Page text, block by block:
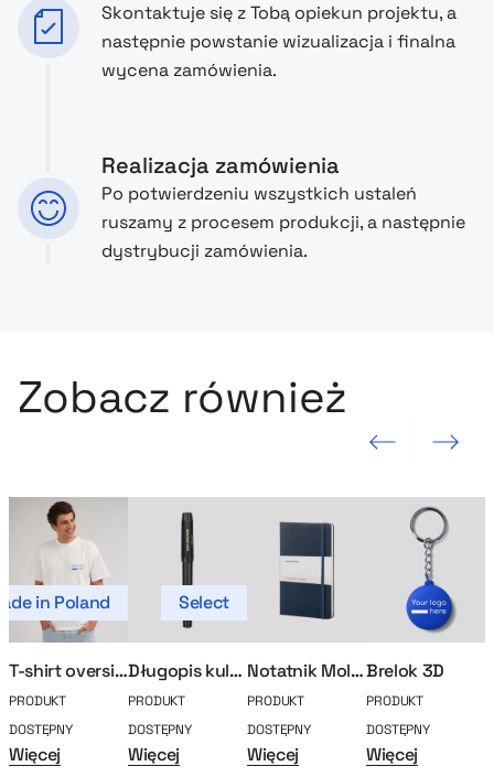
Skontaktuje się z Tobą opiekun projektu, a
następnie powstanie wizualizacja i finalna
wycena zamówienia.
Realizacja zamówienia
Po potwierdzeniu wszystkich ustaleń
ruszamy z procesem produkcji, a następnie
dystrybucji zamówienia.
Zobacz również
Poprzedni slajd Następny
in Poland
T-shirt oversize MerchUp
PRODUKT
DOSTĘPNY
Więcej
Select
Długopis kulkowy Moleskine
PRODUKT
DOSTĘPNY
Więcej
Notatnik Moleskine A5
PRODUKT
DOSTĘPNY
Więcej
Brelok 3D
PRODUKT
DOSTĘPNY
Więcej